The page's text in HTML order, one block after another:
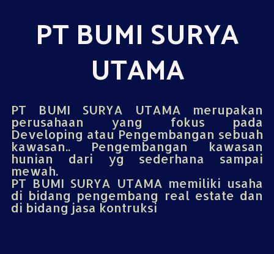
PT BUMI SURYA
UTAMA
PT BUMI SURYA UTAMA merupakan
perusahaan yang fokus pada
Developing atau Pengembangan sebuah
kawasan.. Pengembangan kawasan
hunian dari yg sederhana sampai
mewah.
PT BUMI SURYA UTAMA memiliki usaha
di bidang pengembang real estate dan
di bidang jasa kontruksi